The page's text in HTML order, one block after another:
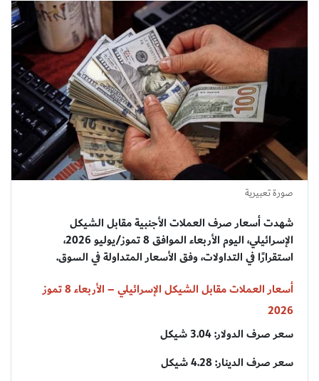
صورة تعبيرية
شهدت أسعار صرف العملات الأجنبية مقابل الشيكل
الإسرائيلي، اليوم الأربعاء الموافق 8 تموز/يوليو 2026،
استقرارًا في التداولات، وفق الأسعار المتداولة في السوق.
أسعار العملات مقابل الشيكل الإسرائيلي – الأربعاء 8 تموز
2026
سعر صرف الدولار: 3.04 شيكل
سعر صرف الدينار: 4.28 شيكل